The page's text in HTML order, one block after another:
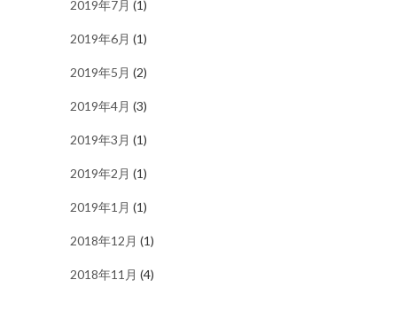
2019年7月 (1)
2019年6月 (1)
2019年5月 (2)
2019年4月 (3)
2019年3月 (1)
2019年2月 (1)
2019年1月 (1)
2018年12月 (1)
2018年11月 (4)